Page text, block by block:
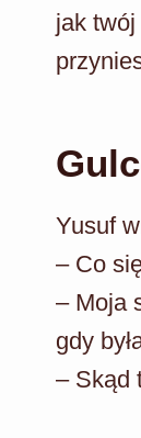
jak
Yusuf
– Co
– Moja
gdy
– Skąd